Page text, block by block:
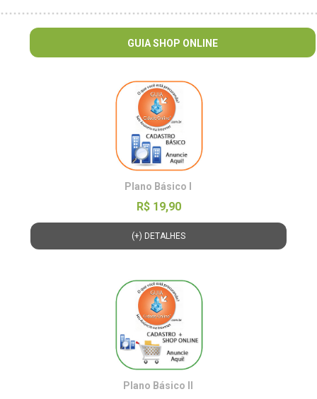
GUIA SHOP ONLINE
Plano Básico l
R$ 19,90
(+) DETALHES
Plano Básico ll